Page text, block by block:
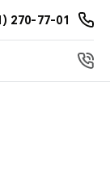
270-77-01